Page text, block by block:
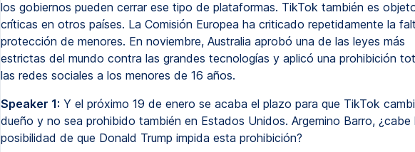
los gobiernos pueden cerrar ese tipo de plataformas. TikTok también es
críticas en otros países. La Comisión Europea ha criticado repetidamente la
protección de menores. En noviembre, Australia aprobó una de las leyes más
estrictas del mundo contra las grandes tecnologías y aplicó una prohibición
las redes sociales a los menores de 16 años.
Speaker 1: Y el próximo 19 de enero se acaba el plazo para que TikTok
dueño y no sea prohibido también en Estados Unidos. Argemino Barro, ¿cabe
posibilidad de que Donald Trump impida esta prohibición?